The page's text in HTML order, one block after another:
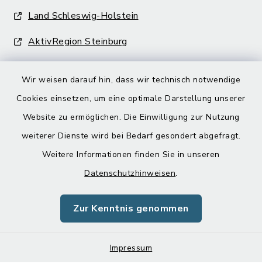
Wir weisen darauf hin, dass wir technisch notwendige
Cookies einsetzen, um eine optimale Darstellung unserer
Website zu ermöglichen. Die Einwilligung zur Nutzung
weiterer Dienste wird bei Bedarf gesondert abgefragt.
Weitere Informationen finden Sie in unseren
Datenschutzhinweisen.
Zur Kenntnis genommen
Impressum
Land Schleswig-Holstein
AktivRegion Steinburg
Barrierefreiheit
Impressum
Sitemap